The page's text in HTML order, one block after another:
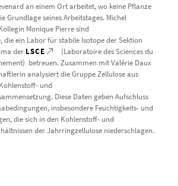
an einem Ort arbeitet, wo keine Pflanze
Grundlage seines Arbeitstages. Michel
Monique Pierre sind
die ein Labor für stabile Isotope der Sektion
der LSCE
(Laboratoire des Sciences du
betreuen. Zusammen mit Valérie Daux
analysiert die Gruppe Zellulose aus
und
Diese Daten geben Aufschluss
insbesondere Feuchtigkeits- und
die sich in den Kohlenstoff- und
der Jahrringzellulose niederschlagen.